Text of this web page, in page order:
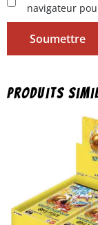
navigateur
Produits